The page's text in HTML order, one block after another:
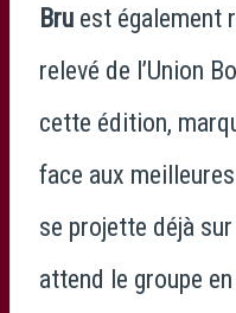
Bru est également
relevé de l’Union
cette édition,
face aux
se projette déjà
attend le groupe